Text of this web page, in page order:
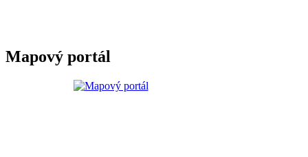
Mapový portál